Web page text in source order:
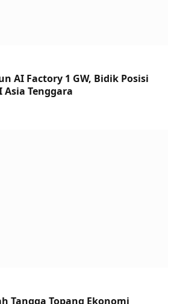
AI Factory 1 GW, Bidik Posisi
Asia Tenggara
Tangga Topang Ekonomi